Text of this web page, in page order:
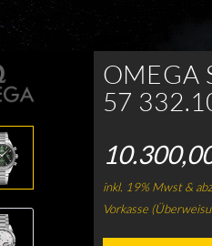
OMEGA
57
inkl. 19% Mwst &
Vorkasse